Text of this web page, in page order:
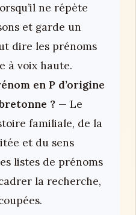
ne répète
et garde un
dire les prénoms
à voix haute.
en P d’origine
? — Le
familiale, de la
et du sens
listes de prénoms
la recherche,